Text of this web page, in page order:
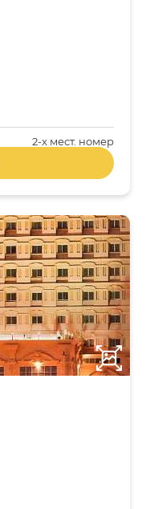
2-x мест. номер